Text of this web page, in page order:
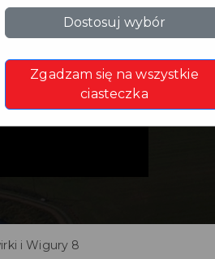
i
i Wigury 8
Dostosuj wybór
Zgadzam się na wszystkie
ciasteczka